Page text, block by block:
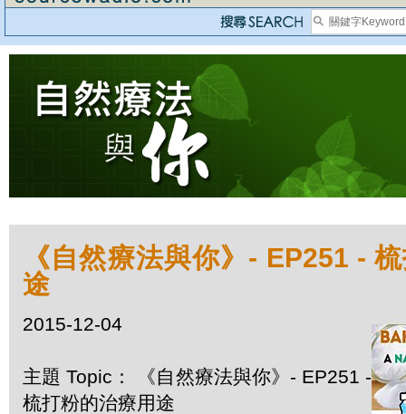
《自然療法與你》- EP251 -
途
2015-12-04
主題 Topic： 《自然療法與你》- EP251 -
梳打粉的治療用途